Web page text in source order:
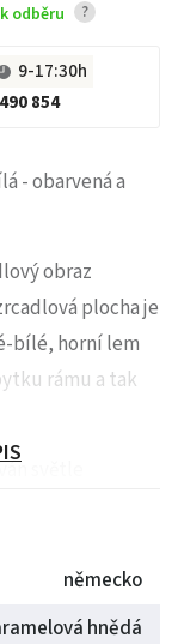
odběru ?
9-17:30h
854
- obarvená a
obraz
plocha je
bílé, horní lem
rámu a tak
světle
jasné barvy
německo
hnědá